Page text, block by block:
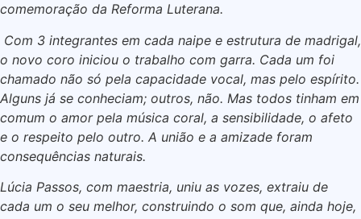
comemoração da Reforma Luterana.
Com 3 integrantes em cada naipe e estrutura de madrigal,
o novo coro iniciou o trabalho com garra. Cada um foi
chamado não só pela capacidade vocal, mas pelo espírito.
Alguns já se conheciam; outros, não. Mas todos tinham em
comum o amor pela música coral, a sensibilidade, o afeto
e o respeito pelo outro. A união e a amizade foram
consequências naturais.
Lúcia Passos, com maestria, uniu as vozes, extraiu de
cada um o seu melhor, construindo o som que, ainda hoje,